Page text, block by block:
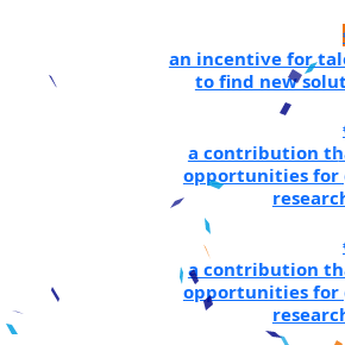
an incentive for
to find new
a contribution
opportunities for
a contribution
opportunities for